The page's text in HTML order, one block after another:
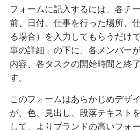
フォームに記入するには、各チ
前、日付、仕事を行った場所、
る場合）を入力してもらうだけ
事の詳細」の下に、各メンバー
内容、各タスクの開始時間と終
す。
このフォームはあらかじめデザ
が、色、見出し、段落テキスト
して、よりブランドの高いフォ